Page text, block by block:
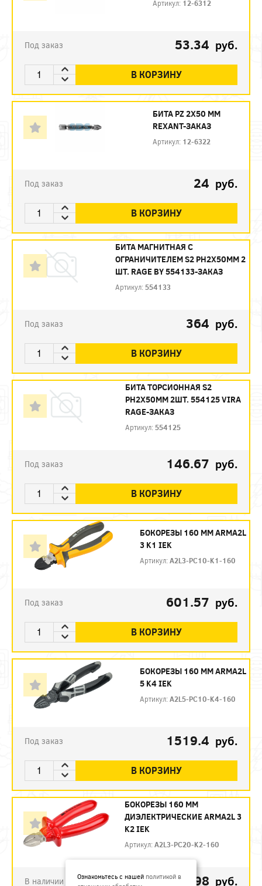
Артикул: 12-6312
Под заказ 53.34 руб.
В КОРЗИНУ
БИТА PZ 2X50 ММ
REXANT-ЗАКАЗ
Артикул: 12-6322
Под заказ 24 руб.
В КОРЗИНУ
БИТА МАГНИТНАЯ С
ОГРАНИЧИТЕЛЕМ S2 PH2X50ММ 2
ШТ. RAGE BY 554133-ЗАКАЗ
Артикул: 554133
Под заказ 364 руб.
В КОРЗИНУ
БИТА ТОРСИОННАЯ S2
PH2X50ММ 2ШТ. 554125 VIRA
RAGE-ЗАКАЗ
Артикул: 554125
Под заказ 146.67 руб.
В КОРЗИНУ
БОКОРЕЗЫ 160 ММ ARMA2L
3 K1 IEK
Артикул:A2L3-PC10-K1-160
Под заказ 601.57 руб.
В КОРЗИНУ
БОКОРЕЗЫ 160 ММ ARMA2L
5 K4 IEK
Артикул:A2L5-PC10-K4-160
Под заказ 1519.4 руб.
В КОРЗИНУ
БОКОРЕЗЫ 160 ММ
ДИЭЛЕКТРИЧЕСКИЕ ARMA2L 3
K2 IEK
Артикул:A2L3-PC20-K2-160
В наличии 792.98 руб.
Ознакомьтесь с нашей политикой в